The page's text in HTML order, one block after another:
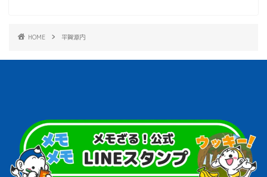
HOME 平賀源内